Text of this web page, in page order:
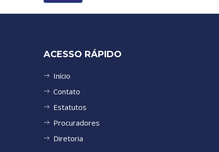
ACESSO RÁPIDO
Início
Contato
Estatutos
Procuradores
Diretoria